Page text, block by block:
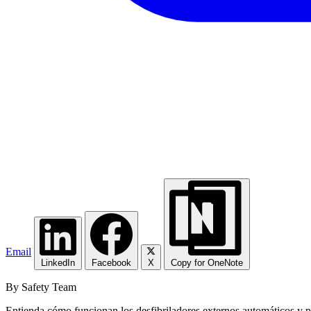
Email
LinkedIn Facebook X Copy for OneNote
By Safety Team